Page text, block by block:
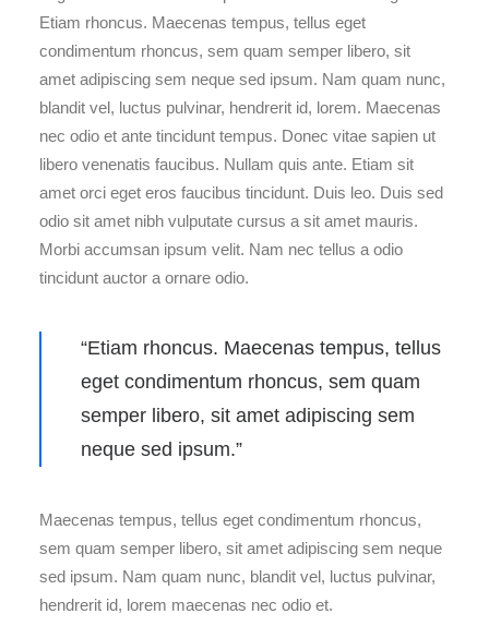
Etiam rhoncus. Maecenas tempus, tellus eget
condimentum rhoncus, sem quam semper libero, sit
amet adipiscing sem neque sed ipsum. Nam quam nunc,
blandit vel, luctus pulvinar, hendrerit id, lorem. Maecenas
nec odio et ante tincidunt tempus. Donec vitae sapien ut
libero venenatis faucibus. Nullam quis ante. Etiam sit
amet orci eget eros faucibus tincidunt. Duis leo. Duis sed
odio sit amet nibh vulputate cursus a sit amet mauris.
Morbi accumsan ipsum velit. Nam nec tellus a odio
tincidunt auctor a ornare odio.
“Etiam rhoncus. Maecenas tempus, tellus
eget condimentum rhoncus, sem quam
semper libero, sit amet adipiscing sem
neque sed ipsum.”
Maecenas tempus, tellus eget condimentum rhoncus,
sem quam semper libero, sit amet adipiscing sem neque
sed ipsum. Nam quam nunc, blandit vel, luctus pulvinar,
hendrerit id, lorem maecenas nec odio et.